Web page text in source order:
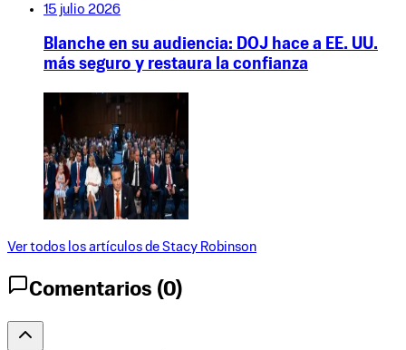
15 julio 2026
Blanche en su audiencia: DOJ hace a EE. UU.
más seguro y restaura la confianza
Ver todos los artículos de Stacy Robinson
Comentarios (0)